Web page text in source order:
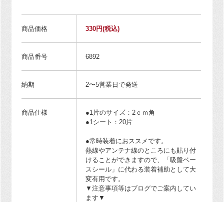
商品価格 330円(税込)
商品番号 6892
納期 2〜5営業日で発送
商品仕様
●1片のサイズ：2ｃｍ角
●1シート：20片
●常時装着におススメです。
熱線やアンテナ線のところにも貼り付
けることができますので、「吸盤ベー
スシール」に代わる装着補助として大
変有用です。
▼注意事項等はブログでご案内してい
ます▼